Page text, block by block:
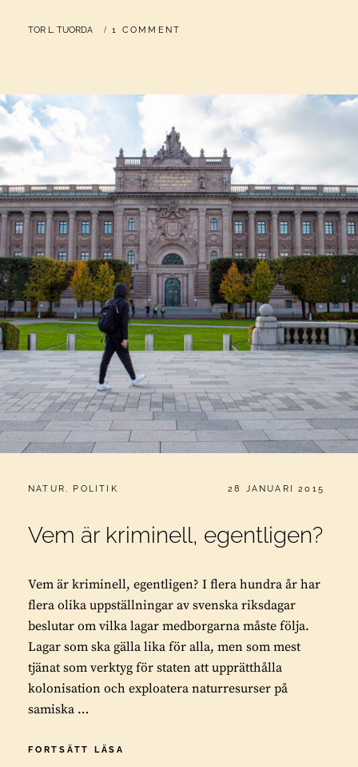
BY
TOR L. TUORDA 1 COMMENT
CATEGORIES:
NATUR , POLITIK PUBLICERAT
28 JANUARI 2015
Vem är kriminell, egentligen?
Vem är kriminell, egentligen? I flera hundra år har
flera olika uppställningar av svenska riksdagar
beslutar om vilka lagar medborgarna måste följa.
Lagar som ska gälla lika för alla, men som mest
tjänat som verktyg för staten att upprätthålla
kolonisation och exploatera naturresurser på
samiska …
FORTSÄTT LÄSA